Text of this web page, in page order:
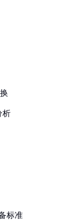
析
标准